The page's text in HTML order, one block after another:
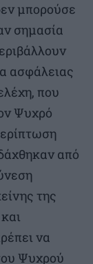
μπορούσε
σημασία
ασφάλειας
που
Ψυχρό
από
της
να
Ψυχρού